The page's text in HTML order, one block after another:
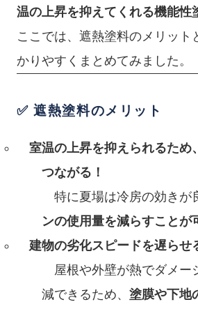
温の上昇を抑えてくれる機能性
ここでは、遮熱塗料のメリット
かりやすくまとめてみました。
✅ 遮熱塗料のメリット
室温の上昇を抑えられるため
つながる！
特に夏場は冷房の効きが
ンの使用量を減らすことが
建物の劣化スピードを遅らせ
屋根や外壁が熱でダメー
減できるため、 塗膜や下地